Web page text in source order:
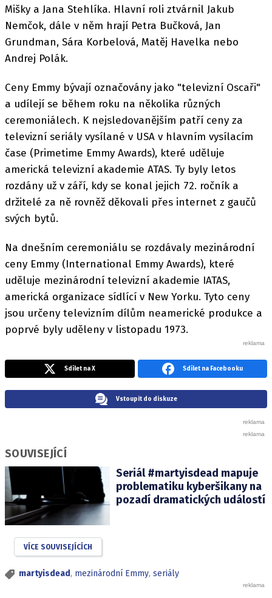
Mišky a Jana Stehlíka. Hlavní roli ztvárnil Jakub
Nemčok, dále v něm hrají Petra Bučková, Jan
Grundman, Sára Korbelová, Matěj Havelka nebo
Andrej Polák.
Ceny Emmy bývají označovány jako "televizní Oscaři"
a udílejí se během roku na několika různých
ceremoniálech. K nejsledovanějším patří ceny za
televizní seriály vysílané v USA v hlavním vysílacím
čase (Primetime Emmy Awards), které uděluje
americká televizní akademie ATAS. Ty byly letos
rozdány už v září, kdy se konal jejich 72. ročník a
držitelé za ně rovněž děkovali přes internet z gaučů
svých bytů.
Na dnešním ceremoniálu se rozdávaly mezinárodní
ceny Emmy (International Emmy Awards), které
uděluje mezinárodní televizní akademie IATAS,
americká organizace sídlící v New Yorku. Tyto ceny
jsou určeny televizním dílům neamerické produkce a
poprvé byly uděleny v listopadu 1973.
Sdílet na X Sdílet na Facebooku
Vstoupit do diskuze
SOUVISEJÍCÍ
Seriál #martyisdead mapuje
problematiku kyberšikany na
pozadí dramatických událostí
VÍCE SOUVISEJÍCÍCH
martyisdead, mezinárodní Emmy, seriály